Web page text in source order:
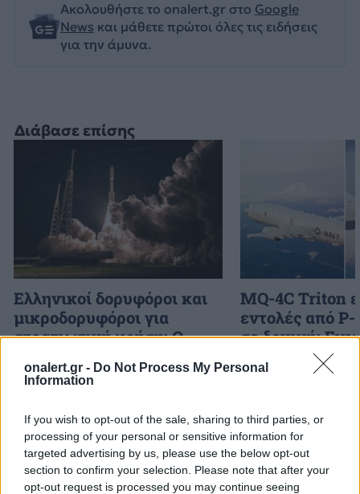
onalert.gr - Do Not Process My Personal
Information
If you wish to opt-out of the sale, sharing to third parties, or
processing of your personal or sensitive information for
targeted advertising by us, please use the below opt-out
section to confirm your selection. Please note that after your
opt-out request is processed you may continue seeing
Διάβασε επίσης
Ελληνικοί δορυφόροι και
μικροδορυφόροι για
στρατιωτική χρήση: Ο
αξιοποίηση της
MQ-4C Triton
εντολές από
σε δοκιμή:
μέλλον των
επιχειρήσεων
Ακολουθήστε το onalert.gr στο Google
News και μάθετε πρώτοι όλες τις ειδήσεις
για την άμυνα.
ΔΙΑΦΗΜΙΣΗ